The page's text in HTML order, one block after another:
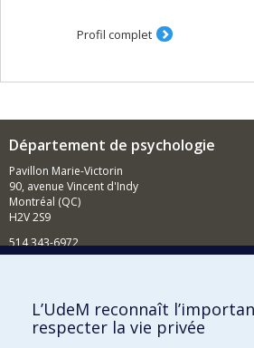
Profil complet
Département de psychologie
Pavillon Marie-Victorin
90, avenue Vincent d'Indy
Montréal (QC)
H2V 2S9
514 343-6972
Comment soutenir le Département?
BESOIN D'AIDE?
L’UdeM reconnaît
respecter la vie privée